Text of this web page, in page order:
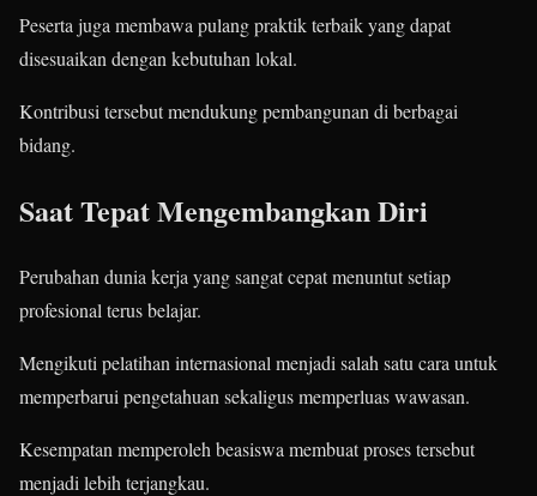
Peserta juga membawa pulang praktik terbaik yang dapat
disesuaikan dengan kebutuhan lokal.
Kontribusi tersebut mendukung pembangunan di berbagai
bidang.
Saat Tepat Mengembangkan Diri
Perubahan dunia kerja yang sangat cepat menuntut setiap
profesional terus belajar.
Mengikuti pelatihan internasional menjadi salah satu cara untuk
memperbarui pengetahuan sekaligus memperluas wawasan.
Kesempatan memperoleh beasiswa membuat proses tersebut
menjadi lebih terjangkau.